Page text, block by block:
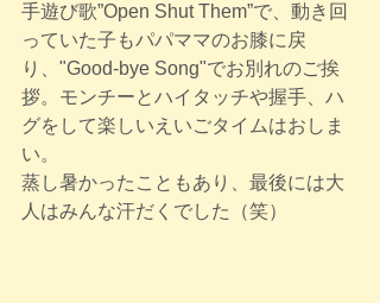
手遊び歌”Open Shut Them”で、動き回
っていた子もパパママのお膝に戻
り、"Good-bye Song"でお別れのご挨
拶。モンチーとハイタッチや握手、ハ
グをして楽しいえいごタイムはおしま
い。
蒸し暑かったこともあり、最後には大
人はみんな汗だくでした（笑）